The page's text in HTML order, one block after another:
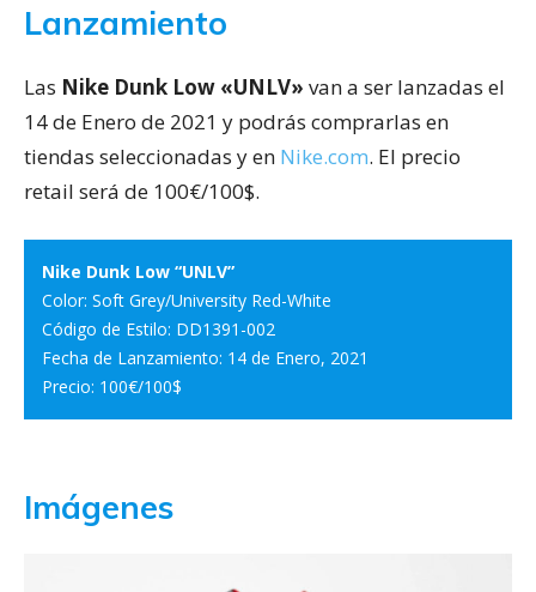
Lanzamiento
Las Nike Dunk Low «UNLV» van a ser lanzadas el
14 de Enero de 2021 y podrás comprarlas en
tiendas seleccionadas y en Nike.com. El precio
retail será de 100€/100$.
Nike Dunk Low “UNLV”
Color: Soft Grey/University Red-White
Código de Estilo: DD1391-002
Fecha de Lanzamiento: 14 de Enero, 2021
Precio: 100€/100$
Imágenes